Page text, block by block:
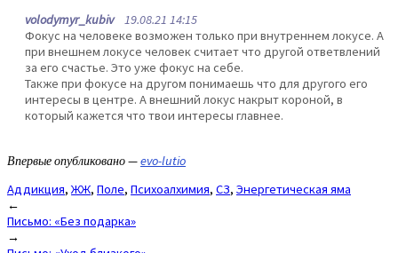
volodymyr_kubiv19.08.21 14:15
Фокус на человеке возможен только при внутреннем локусе. А
при внешнем локусе человек считает что другой ответвлений
за его счастье. Это уже фокус на себе.
Также при фокусе на другом понимаешь что для другого его
интересы в центре. А внешний локус накрыт короной, в
который кажется что твои интересы главнее.
Впервые опубликовано —evo-lutio
Аддикция,ЖЖ, Поле, Психоалхимия, СЗ, Энергетическая яма
Post
navigation
←
Письмо: «Без подарка»
→